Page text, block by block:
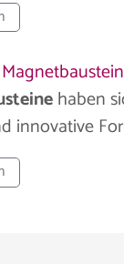
haben
innovative